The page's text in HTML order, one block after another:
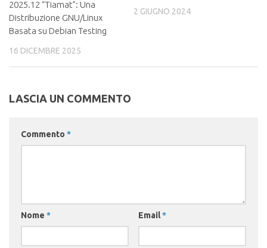
2025.12 “Tiamat”: Una
Distribuzione GNU/Linux
Basata su Debian Testing
16 DICEMBRE 2025
2 GIUGNO 2024
LASCIA UN COMMENTO
Commento *
Nome * Email*